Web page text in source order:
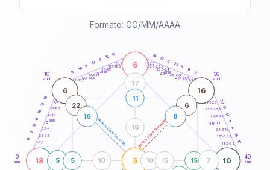
Formato: GG/MM/AAAA
generazione maschile generazione femminile
0
anni
10
anni
30
anni
40
anni
1-2,5
2,5-3,5
3,5-4
6-7,5
7,5-8,5
8,5-9
11-12,5
12,5-13,5
13,5-14
16-17,5
17,5-18,5
18,5-19
21-22,5
22,5-23,5
23,5-24
26-27,5
27,5-28,5
28,5-29
31-32,5
32,5-33,5
33,5-34
36-37,5
37,5-38,5
38,5-39
6
6
12
6
18
12
18
6
18 3
12 3
18 6 16
10
5
22 6
11
9
22
6
14
8
8
18
10
18
6
10
5
6 16
15
5
17
7
5
11
10 15
10
16
22
16
6
8
5anni
15 anni 25anni
35anni